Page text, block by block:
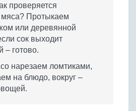
проверяется
мяса? Протыкаем
или деревянной
сок выходит
– готово.
нарезаем ломтиками,
на блюдо, вокруг –